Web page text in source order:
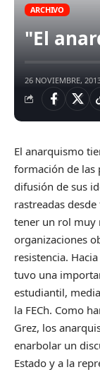
ARCHIVO
"El
26 NOVIEMBRE,
El anarquismo
formación de las
difusión de sus
rastreadas
tener un rol muy
organizaciones
resistencia.
tuvo una
estudiantil,
la FECh. Como
Grez, los
enarbolar un
Estado y a la